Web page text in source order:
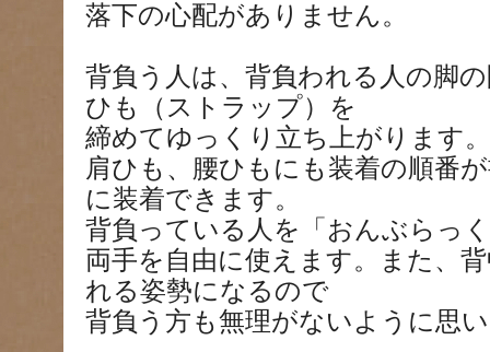
落下の心配がありません。
背負う人は、背負われる人の脚
ひも（ストラップ）を
締めてゆっくり立ち上がります。
肩ひも、腰ひもにも装着の順番
に装着できます。
背負っている人を「おんぶらっ
両手を自由に使えます。また、
れる姿勢になるので
背負う方も無理がないように思